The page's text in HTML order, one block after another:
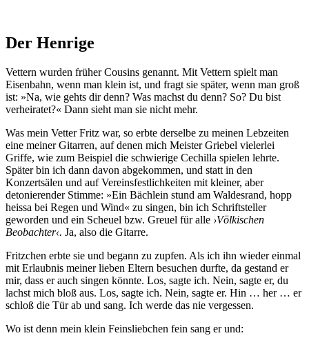
Der Henrige
Vettern wurden früher Cousins genannt. Mit Vettern spielt man
Eisenbahn, wenn man klein ist, und fragt sie später, wenn man groß
ist: »Na, wie gehts dir denn? Was machst du denn? So? Du bist
verheiratet?« Dann sieht man sie nicht mehr.
Was mein Vetter Fritz war, so erbte derselbe zu meinen Lebzeiten
eine meiner Gitarren, auf denen mich Meister Griebel vielerlei
Griffe, wie zum Beispiel die schwierige Cechilla spielen lehrte.
Später bin ich dann davon abgekommen, und statt in den
Konzertsälen und auf Vereinsfestlichkeiten mit kleiner, aber
detonierender Stimme: »Ein Bächlein stund am Waldesrand, hopp
heissa bei Regen und Wind« zu singen, bin ich Schriftsteller
geworden und ein Scheuel bzw. Greuel für alle ›Völkischen
Beobachter‹. Ja, also die Gitarre.
Fritzchen erbte sie und begann zu zupfen. Als ich ihn wieder einmal
mit Erlaubnis meiner lieben Eltern besuchen durfte, da gestand er
mir, dass er auch singen könnte. Los, sagte ich. Nein, sagte er, du
lachst mich bloß aus. Los, sagte ich. Nein, sagte er. Hin … her … er
schloß die Tür ab und sang. Ich werde das nie vergessen.
Wo ist denn mein klein Feinsliebchen fein sang er und: